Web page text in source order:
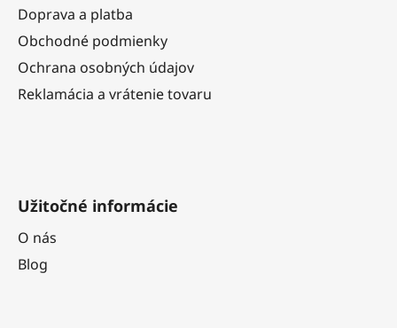
Doprava a platba
Obchodné podmienky
Ochrana osobných údajov
Reklamácia a vrátenie tovaru
Užitočné informácie
O nás
Blog